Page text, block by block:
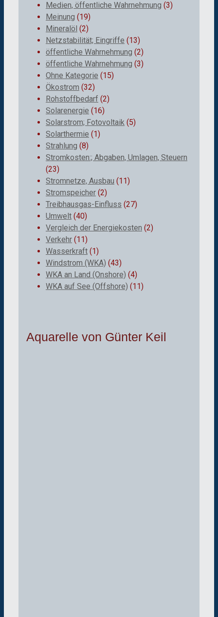
Medien, öffentliche Wahrnehmung (3)
Meinung (19)
Mineralöl (2)
Netzstabilität; Eingriffe (13)
öffentliche Wahrnehmung (2)
öffentliche Wahrnehmung (3)
Ohne Kategorie (15)
Ökostrom (32)
Rohstoffbedarf (2)
Solarenergie (16)
Solarstrom; Fotovoltaik (5)
Solarthermie (1)
Strahlung (8)
Stromkosten:; Abgaben, Umlagen, Steuern
(23)
Stromnetze, Ausbau (11)
Stromspeicher (2)
Treibhausgas-Einfluss (27)
Umwelt (40)
Vergleich der Energiekosten (2)
Verkehr (11)
Wasserkraft (1)
Windstrom (WKA) (43)
WKA an Land (Onshore) (4)
WKA auf See (Offshore) (11)
Aquarelle von Günter Keil